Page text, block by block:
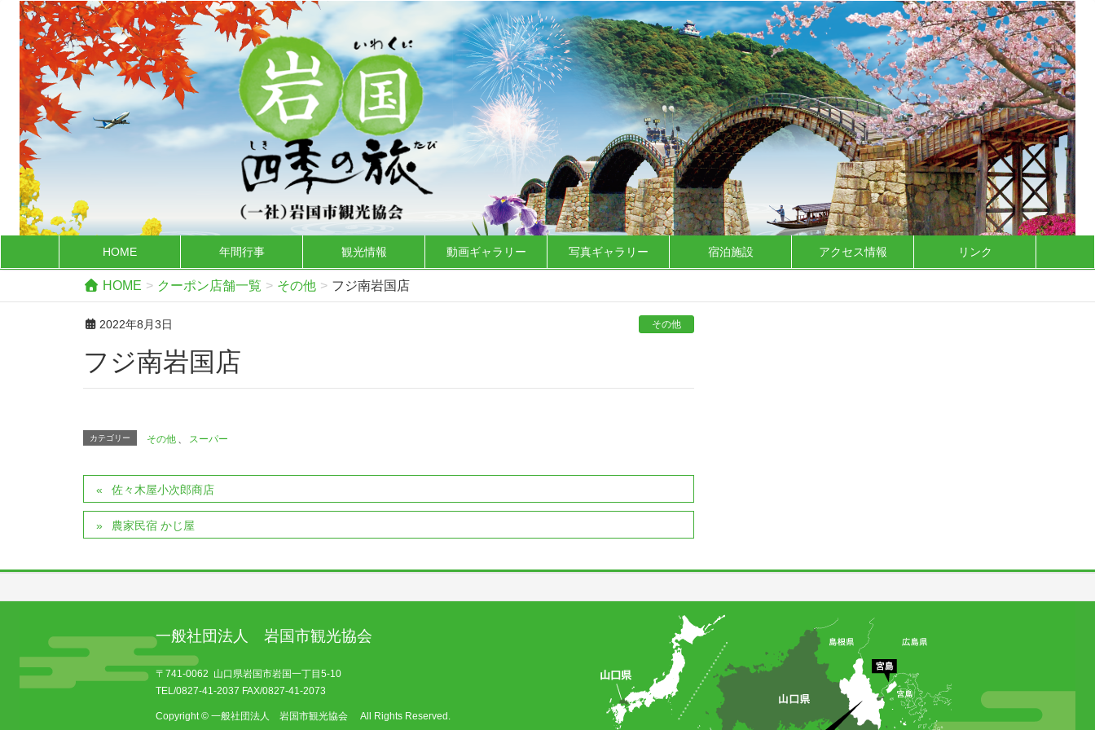
HOME 年間行事 観光情報 動画ギャラリー 写真ギャラリー 宿泊施設 アクセス情報 リンク
HOME クーポン店舗一覧 その他 フジ南岩国店
2022年8月3日 その他
フジ南岩国店
カテゴリー その他 スーパー
佐々木屋小次郎商店
農家民宿 かじ屋
一般社団法人 岩国市観光協会
〒741-0062 山口県岩国市岩国一丁目5-10
TEL/0827-41-2037 FAX/0827-41-2073
Copyright © 一般社団法人 岩国市観光協会 All Rights Reserved.